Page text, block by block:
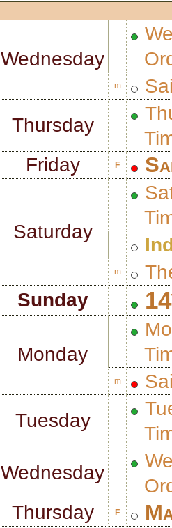
Wednesday
m
Thursday
Friday F
Saturday
m
Sunday
Monday
m
Tuesday
Wednesday
Thursday F